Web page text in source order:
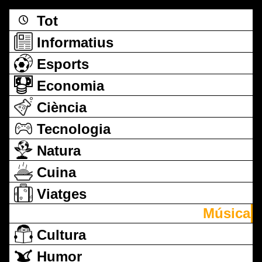
Tot
Informatius
Esports
Economia
Ciència
Tecnologia
Natura
Cuina
Viatges
Música
Cultura
Humor